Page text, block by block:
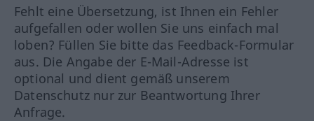
Fehlt eine Übersetzung, ist Ihnen ein Fehler
aufgefallen oder wollen Sie uns einfach mal
loben? Füllen Sie bitte das Feedback-Formular
aus. Die Angabe der E-Mail-Adresse ist
optional und dient gemäß unserem
Datenschutz nur zur Beantwortung Ihrer
Anfrage.